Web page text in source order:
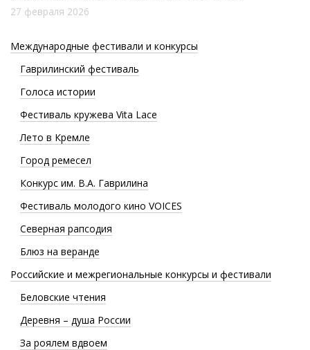
27 февраля 2026
Международные фестивали и конкурсы
Гаврилинский фестиваль
Голоса истории
Фестиваль кружева Vita Lace
Лето в Кремле
Город ремесел
Конкурс им. В.А. Гаврилина
Фестиваль молодого кино VOICES
Северная рапсодия
Блюз на веранде
Российские и межрегиональные конкурсы и фестивали
Беловские чтения
Деревня – душа России
За роялем вдвоем